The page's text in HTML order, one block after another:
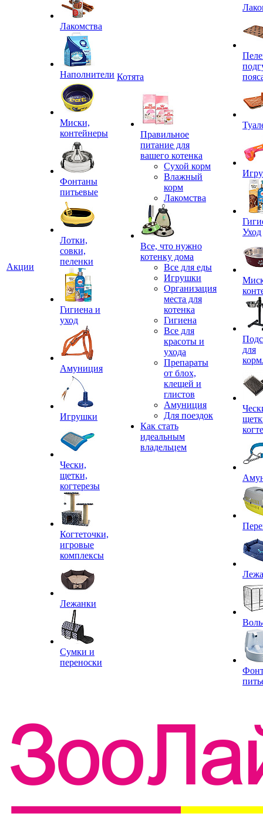
Акции
Лакомства
Наполнители
Миски,
контейнеры
Фонтаны
питьевые
Лотки,
совки,
пеленки
Гигиена и
уход
Амуниция
Игрушки
Чески,
щетки,
когтерезы
Когтеточки,
игровые
комплексы
Лежанки
Сумки и
переноски
Котята
Правильное
питание для
вашего котенка
Сухой корм
Влажный
корм
Лакомства
Все, что нужно
котенку дома
Все для еды
Игрушки
Организация
места для
котенка
Гигиена
Все для
красоты и
ухода
Препараты
от блох,
клещей и
глистов
Амуниция
Для поездок
Как стать
идеальным
владельцем
Уход
для